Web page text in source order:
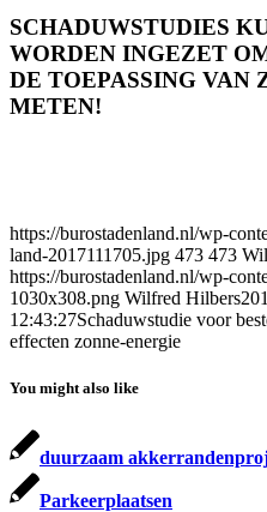
SCHADUWSTUDIES
WORDEN INGEZET
DE TOEPASSING VAN
METEN!
https://burostadenland.nl/wp-
land-2017111705.jpg 473 473
https://burostadenland.nl/wp-
1030x308.png Wilfred Hilbers
12:43:27Schaduwstudie voor
effecten zonne-energie
You might also like
duurzaam
Parkeerplaatsen